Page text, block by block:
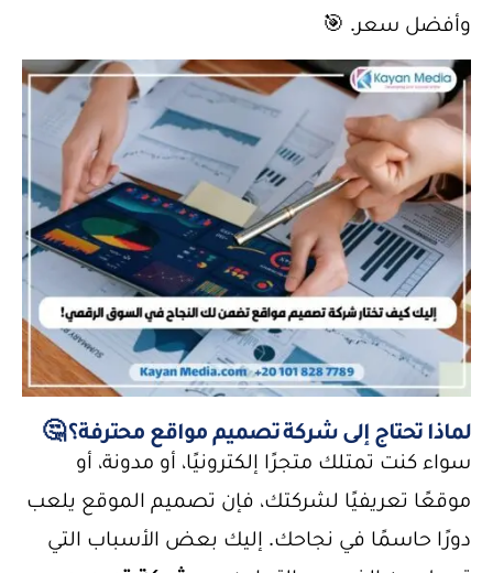
وأفضل سعر. 🎯
لماذا تحتاج إلى شركة تصميم مواقع محترفة؟ 🤔
سواء كنت تمتلك متجرًا إلكترونيًا، أو مدونة، أو
موقعًا تعريفيًا لشركتك، فإن تصميم الموقع يلعب
دورًا حاسمًا في نجاحك. إليك بعض الأسباب التي